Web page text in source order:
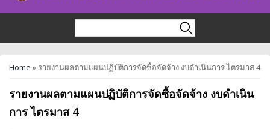
You are here
Home » รายงานผลตามแผนปฏิบัติการจัดซื้อจัดจ้าง งบดำเนินการ ไตรมาส 4
รายงานผลตามแผนปฏิบัติการจัดซื้อจัดจ้าง งบดำเนิน
การ ไตรมาส 4